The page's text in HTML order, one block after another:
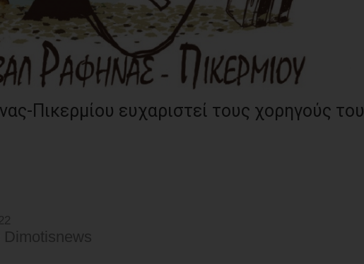
Πικερμίου ευχαριστεί τους χορηγούς του